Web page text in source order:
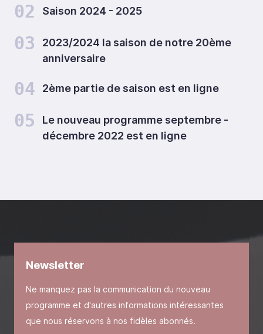
02 Saison 2024 - 2025
03
2023/2024 la saison de notre 20ème
anniversaire
04 2ème partie de saison est en ligne
05
Le nouveau programme septembre -
décembre 2022 est en ligne
Newsletter
Ne manquez pas la communication du nouveau
programme et d'autres informations intéressantes
que nous réservons à nos fidèles abonnés.